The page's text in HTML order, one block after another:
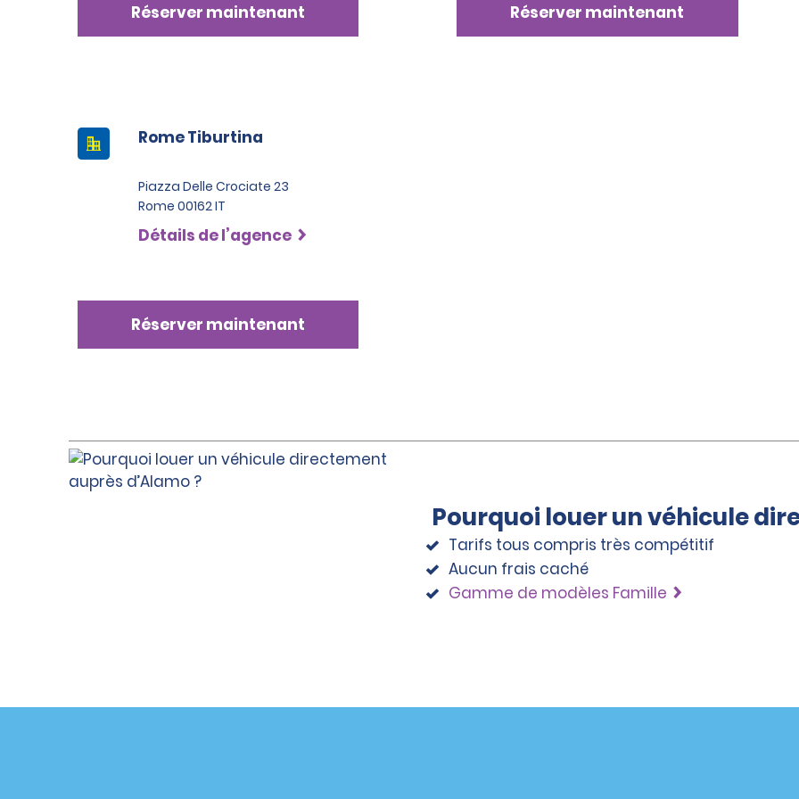
Réserver maintenant Réserver maintenant
Rome Tiburtina
Piazza Delle Crociate 23
Rome 00162 IT
Détails de l’agence
Réserver maintenant
Pourquoi louer un véhicule
Tarifs tous compris très compétitif
Aucun frais caché
Gamme de modèles Famille